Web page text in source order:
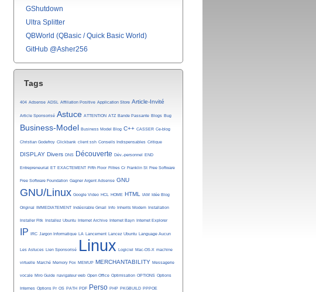
GShutdown
Ultra Splitter
QBWorld (QBasic / Quick Basic World)
GitHub @Asher256
Tags
404 Adsense ADSL Affiliation Positive Application Store Article-Invité
Article Sponsorisé Astuce ATTENTION ATZ Bande Passante Blogs Bug
Business-Model Business Model Blog C++ CASSER Ce-blog
Christian Godefroy Clickbank client ssh Conseils Indispensables Critique
DISPLAY Divers DNS Découverte Dév.-personnel END
Entrepreneuriat ET EXACTEMENT Fifth Floor Filtres Cr Franklin St Free Software
Free Software Foundation Gagner Argent Adsense GNU
GNU/Linux Google Video HCL HOME HTML IAM Idée Blog
Original IMMEDIATEMENT Indésirable Gmail Info Inherits Modem Installation
Installer Fltk Installez Ubuntu Internet Archive Internet Bayn Internet Explorer
IP IRC Jargon Informatique LA Lancement Lancez Ubuntu Language Aucun
Les Astuces Lien Sponsorisé Linux Logiciel Mac-OS-X machine
virtuelle Marché Memory Fox MEMUP MERCHANTABILITY Messagerie
vocale Miro Guide navigateur web Open Office Optimisation OPTIONS Options
Internes Options Pr OS PATH PDF Perso PHP PKGBUILD PPPOE